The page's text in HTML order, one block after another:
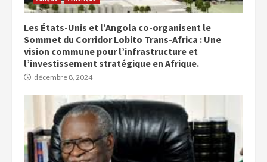
Les États-Unis et l’Angola co-organisent le
Sommet du Corridor Lobito Trans-Africa : Une
vision commune pour l’infrastructure et
l’investissement stratégique en Afrique.
décembre 8, 2024